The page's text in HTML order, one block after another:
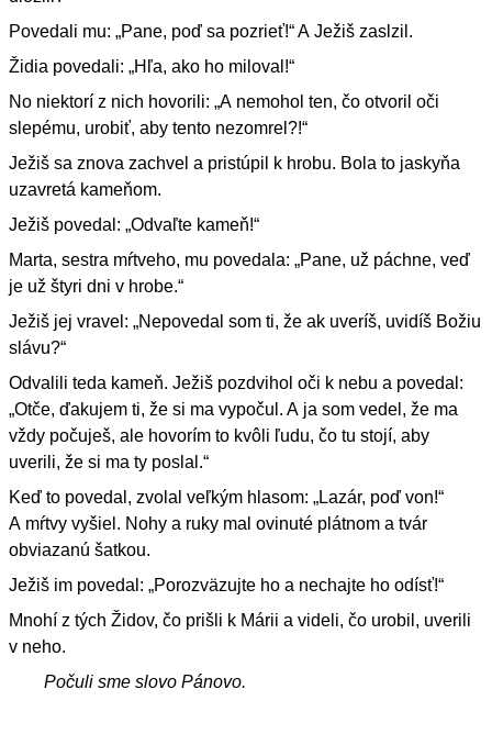
Povedali mu: „Pane, poď sa pozrieť!“ A Ježiš zaslzil.
Židia povedali: „Hľa, ako ho miloval!“
No niektorí z nich hovorili: „A nemohol ten, čo otvoril oči
slepému, urobiť, aby tento nezomrel?!“
Ježiš sa znova zachvel a pristúpil k hrobu. Bola to jaskyňa
uzavretá kameňom.
Ježiš povedal: „Odvaľte kameň!“
Marta, sestra mŕtveho, mu povedala: „Pane, už páchne, veď
je už štyri dni v hrobe.“
Ježiš jej vravel: „Nepovedal som ti, že ak uveríš, uvidíš Božiu
slávu?“
Odvalili teda kameň. Ježiš pozdvihol oči k nebu a povedal:
„Otče, ďakujem ti, že si ma vypočul. A ja som vedel, že ma
vždy počuješ, ale hovorím to kvôli ľudu, čo tu stojí, aby
uverili, že si ma ty poslal.“
Keď to povedal, zvolal veľkým hlasom: „Lazár, poď von!“
A mŕtvy vyšiel. Nohy a ruky mal ovinuté plátnom a tvár
obviazanú šatkou.
Ježiš im povedal: „Porozväzujte ho a nechajte ho odísť!“
Mnohí z tých Židov, čo prišli k Márii a videli, čo urobil, uverili
v neho.
Počuli sme slovo Pánovo.